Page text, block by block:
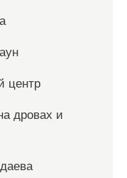
центр
дровах и